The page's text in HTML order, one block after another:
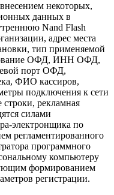
некоторых,
данных в
Nand Flash
адрес места
тип применяемой
ОФД, ИНН ОФД,
порт ОФД,
ФИО кассиров,
подключения к сети
рекламная
силами
электронщика по
регламентированного
программного
компьютеру
формированием
регистрации.